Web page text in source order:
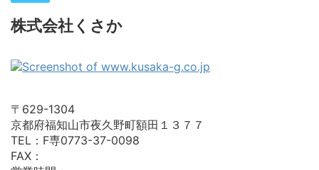
株式会社くさか
〒629-1304
京都府福知山市夜久野町額田１３７７
TEL：F専0773-37-0098
FAX：